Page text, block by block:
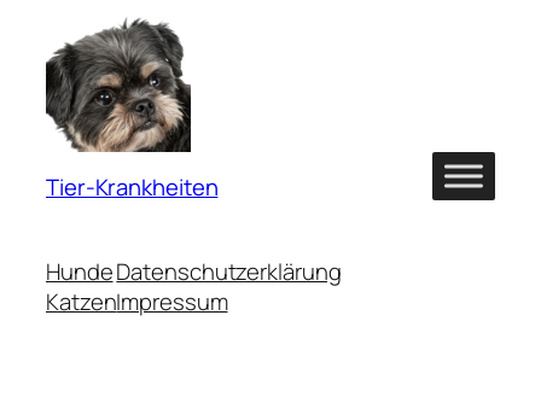
Tier-Krankheiten
Hunde
Katzen
Datenschutzerklärung
Impressum